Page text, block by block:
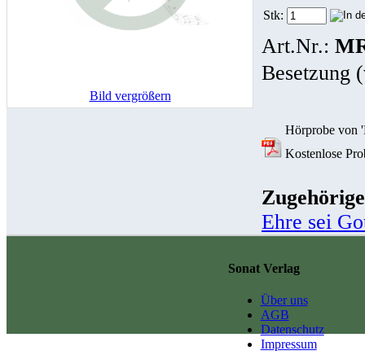
Bild vergrößern
Stk:
Art.Nr.:
Besetzung
Hörprobe von
Kostenlose
Ehre sei
Sonat Verlag
Über uns
AGB
Datenschutz
Impressum